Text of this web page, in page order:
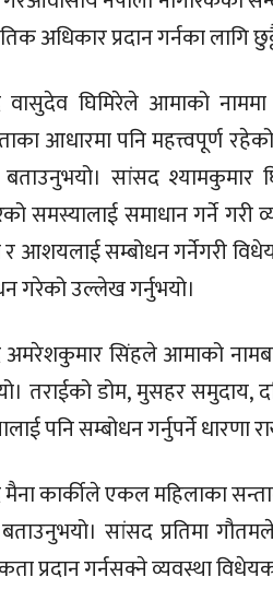
अधिकार प्रदान गर्नका लागि
घिमिरेले आमाको
आधारमा पनि महत्त्वपूर्ण
सांसद श्यामकुमार
समस्यालाई समाधान गर्ने गरी
र आशयलाई सम्बोधन गर्नेगरी
गरेको उल्लेख गर्नुभयो।
सिंहले आमाको
तराईको डोम, मुसहर
पनि सम्बोधन गर्नुपर्ने धारणा
कार्कीले एकल महिलाका
सांसद प्रतिमा
प्रदान गर्नसक्ने व्यवस्था